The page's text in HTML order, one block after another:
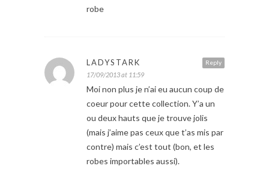
robe
Reply
LADYSTARK
17/09/2013 at 11:59
Moi non plus je n’ai eu aucun coup de
coeur pour cette collection. Y’a un
ou deux hauts que je trouve jolis
(mais j’aime pas ceux que t’as mis par
contre) mais c’est tout (bon, et les
robes importables aussi).